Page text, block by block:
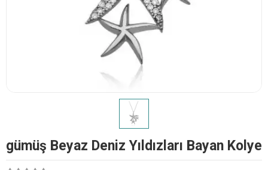
​gümüş Beyaz Deniz Yıldızları Bayan Kolye